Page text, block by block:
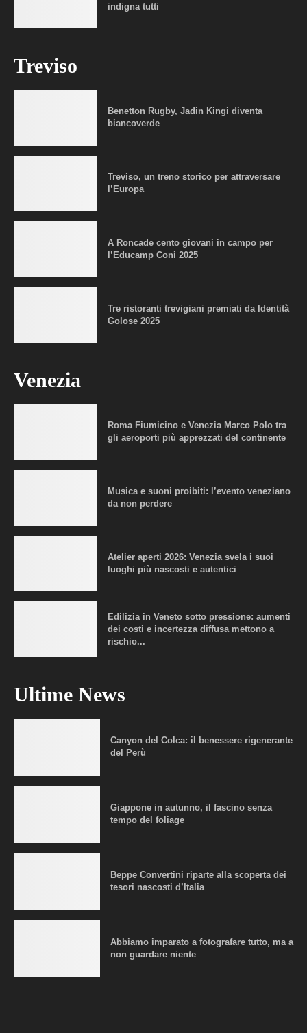
indigna tutti
Treviso
Benetton Rugby, Jadin Kingi diventa
biancoverde
Treviso, un treno storico per attraversare
l’Europa
A Roncade cento giovani in campo per
l’Educamp Coni 2025
Tre ristoranti trevigiani premiati da Identità
Golose 2025
Venezia
Roma Fiumicino e Venezia Marco Polo tra
gli aeroporti più apprezzati del continente
Musica e suoni proibiti: l’evento veneziano
da non perdere
Atelier aperti 2026: Venezia svela i suoi
luoghi più nascosti e autentici
Edilizia in Veneto sotto pressione: aumenti
dei costi e incertezza diffusa mettono a
rischio...
Ultime News
Canyon del Colca: il benessere rigenerante
del Perù
Giappone in autunno, il fascino senza
tempo del foliage
Beppe Convertini riparte alla scoperta dei
tesori nascosti d’Italia
Abbiamo imparato a fotografare tutto, ma a
non guardare niente